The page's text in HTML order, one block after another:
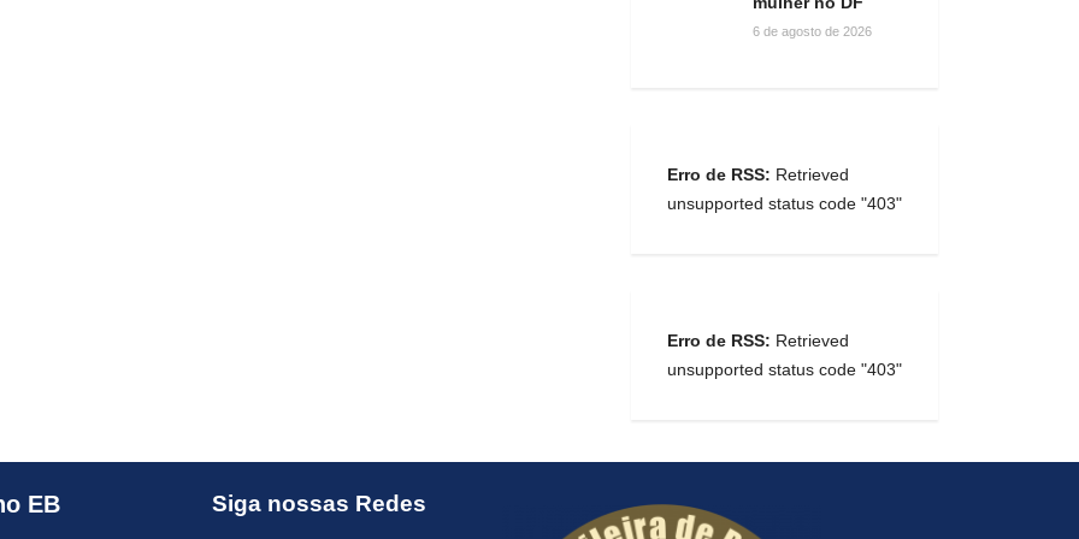
6 de agosto de 2026
Erro de RSS: Retrieved
unsupported status code "403"
Erro de RSS: Retrieved
unsupported status code "403"
EB Siga nossas Redes